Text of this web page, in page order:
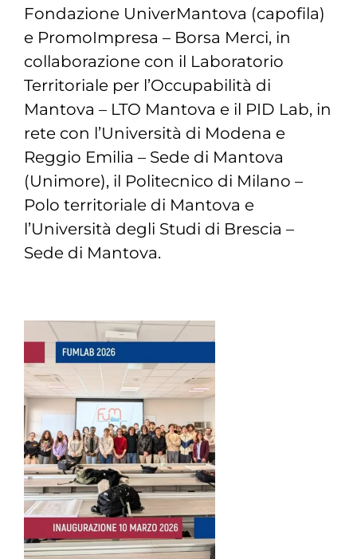
Fondazione UniverMantova (capofila)
e PromoImpresa – Borsa Merci, in
collaborazione con il Laboratorio
Territoriale per l’Occupabilità di
Mantova – LTO Mantova e il PID Lab, in
rete con l’Università di Modena e
Reggio Emilia – Sede di Mantova
(Unimore), il Politecnico di Milano –
Polo territoriale di Mantova e
l’Università degli Studi di Brescia –
Sede di Mantova.